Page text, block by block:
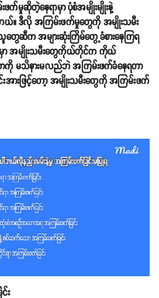
က်မှုဆိုတဲ့နေရာမှာ ပုံစံအမျိုးမျိုးနဲ့
တယ်။ ဒီလို အကြမ်းဖက်မှုတွေကို အမျိုးသမီး
ေဆီက အများဆုံးကြိမ်တွေ့ခံစားနေကြရ
မှာ အမျိုးသမီးတွေကိုယ်တိုင်က ကိုယ်
ာကို မသိနားမလည်ဘဲ အကြမ်းဖက်ခံနေရတာ
းအားဖြင့်တော့ အမျိုးသမီးတွေကို အကြမ်းဖက်
း